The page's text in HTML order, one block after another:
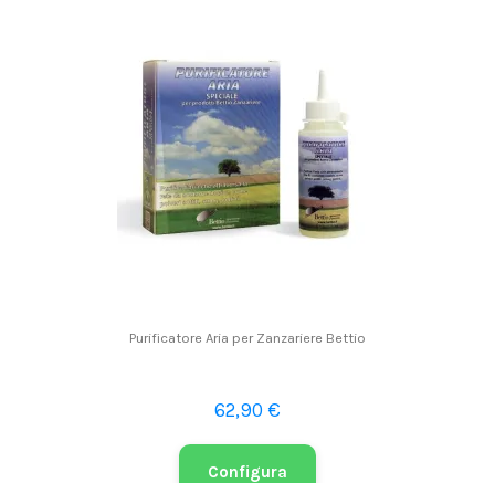
Purificatore Aria per Zanzariere Bettio
62,90 €
Configura